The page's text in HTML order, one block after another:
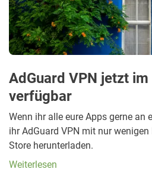
AdGuard VPN jetzt
verfügbar
Wenn ihr alle eure Apps gerne an
ihr AdGuard VPN mit nur
Store herunterladen.
Weiterlesen